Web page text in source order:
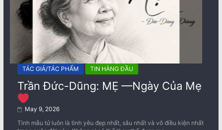
TÁC GIẢ/TÁC PHẨM TIN HÀNG ĐẦU
Trần Đức-Dũng: MẸ —Ngày Của Mẹ
May 9, 2026
Tình mẫu tử luôn là tình yêu đẹp nhất, sâu nhất và vô điều kiện nhất